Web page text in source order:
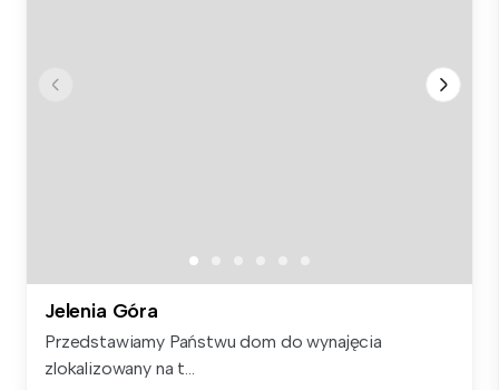
Jelenia Góra
Przedstawiamy Państwu dom do wynajęcia
zlokalizowany na t...